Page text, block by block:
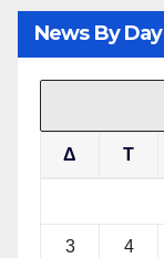
News By Day
Δ Τ
3 4